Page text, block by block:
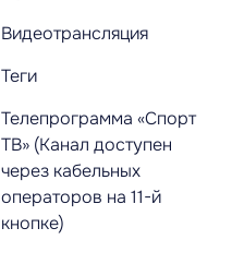
Видеотрансляция
Теги
Телепрограмма «Спорт
ТВ» (Канал доступен
через кабельных
операторов на 11-й
кнопке)